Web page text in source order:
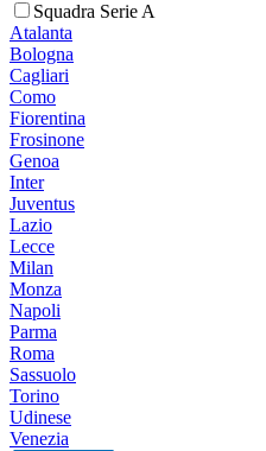
Squadra Serie A
Atalanta
Bologna
Cagliari
Como
Fiorentina
Frosinone
Genoa
Inter
Juventus
Lazio
Lecce
Milan
Monza
Napoli
Parma
Roma
Sassuolo
Torino
Udinese
Venezia